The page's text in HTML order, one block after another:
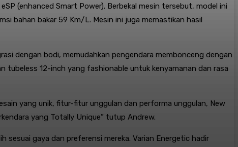
(enhanced Smart Power). Berbekal mesin tersebut, model ini
bahan bakar 59 Km/L. Mesin ini juga memastikan hasil
dengan bodi, memudahkan pengendara membonceng dengan
tubeless 12-inch yang fashionable untuk kenyamanan dan rasa
yang unik, fitur-fitur unggulan dan performa unggulan, New
yang Totally Unique” tutup Andrew.
gaya dan preferensi mereka. Varian Energetic hadir